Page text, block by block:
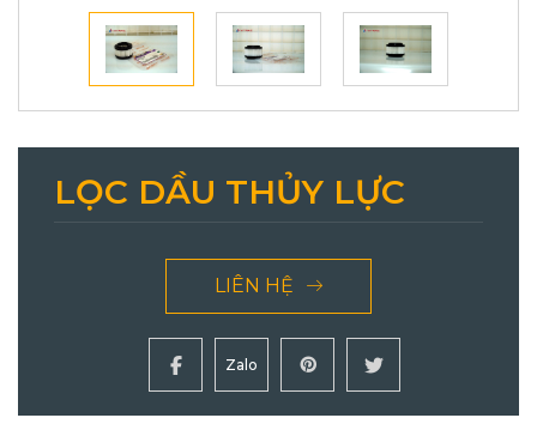
LỌC DẦU THỦY LỰC
LIÊN HỆ
Zalo